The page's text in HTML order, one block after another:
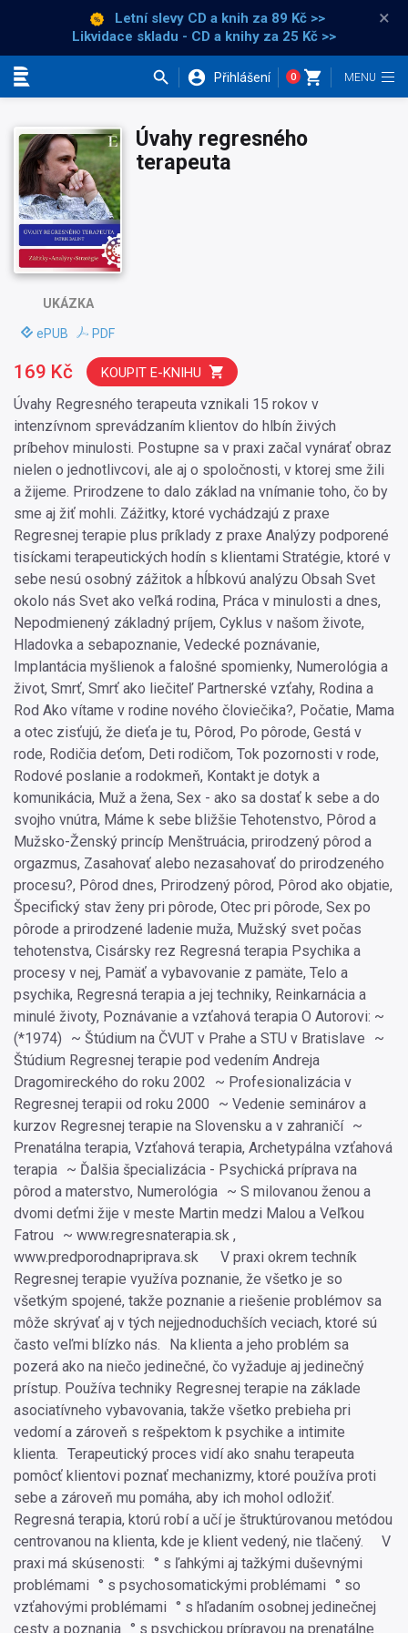
Letní slevy CD a knih za 89 Kč >>
Likvidace skladu - CD a knihy za 25 Kč >>
×
Přihlášení 0
UKÁZKA
ePUB PDF
Úvahy regresného
terapeuta
Úvahy Regresného terapeuta vznikali 15 rokov v
intenzívnom sprevádzaním klientov do hlbín živých
príbehov minulosti. Postupne sa v praxi začal vynárať obraz
nielen o jednotlivcovi, ale aj o spoločnosti, v ktorej sme žili
a žijeme. Prirodzene to dalo základ na vnímanie toho, čo by
sme aj žiť mohli. Zážitky, ktoré vychádzajú z praxe
Regresnej terapie plus príklady z praxe Analýzy podporené
tisíckami terapeutických hodín s klientami Stratégie, ktoré v
sebe nesú osobný zážitok a hĺbkovú analýzu Obsah Svet
okolo nás Svet ako veľká rodina, Práca v minulosti a dnes,
Nepodmienený základný príjem, Cyklus v našom živote,
Hladovka a sebapoznanie, Vedecké poznávanie,
Implantácia myšlienok a falošné spomienky, Numerológia a
život, Smrť, Smrť ako liečiteľ Partnerské vzťahy, Rodina a
Rod Ako vítame v rodine nového človiečika?, Počatie, Mama
a otec zisťujú, že dieťa je tu, Pôrod, Po pôrode, Gestá v
rode, Rodičia deťom, Deti rodičom, Tok pozornosti v rode,
Rodové poslanie a rodokmeň, Kontakt je dotyk a
komunikácia, Muž a žena, Sex - ako sa dostať k sebe a do
svojho vnútra, Máme k sebe bližšie Tehotenstvo, Pôrod a
Mužsko-Ženský princíp Menštruácia, prirodzený pôrod a
orgazmus, Zasahovať alebo nezasahovať do prirodzeného
procesu?, Pôrod dnes, Prirodzený pôrod, Pôrod ako objatie,
Špecifický stav ženy pri pôrode, Otec pri pôrode, Sex po
pôrode a prirodzené ladenie muža, Mužský svet počas
tehotenstva, Cisársky rez Regresná terapia Psychika a
procesy v nej, Pamäť a vybavovanie z pamäte, Telo a
psychika, Regresná terapia a jej techniky, Reinkarnácia a
minulé životy, Poznávanie a vzťahová terapia O Autorovi: ~
(*1974) ~ Štúdium na ČVUT v Prahe a STU v Bratislave ~
Štúdium Regresnej terapie pod vedením Andreja
Dragomireckého do roku 2002 ~ Profesionalizácia v
Regresnej terapii od roku 2000 ~ Vedenie seminárov a
kurzov Regresnej terapie na Slovensku a v zahraničí ~
Prenatálna terapia, Vzťahová terapia, Archetypálna vzťahová
terapia ~ Ďalšia špecializácia - Psychická príprava na
pôrod a materstvo, Numerológia ~ S milovanou ženou a
dvomi deťmi žije v meste Martin medzi Malou a Veľkou
Fatrou ~ www.regresnaterapia.sk ,
www.predporodnapriprava.sk V praxi okrem techník
Regresnej terapie využíva poznanie, že všetko je so
všetkým spojené, takže poznanie a riešenie problémov sa
môže skrývať aj v tých nejjednoduchších veciach, ktoré sú
často veľmi blízko nás. Na klienta a jeho problém sa
pozerá ako na niečo jedinečné, čo vyžaduje aj jedinečný
prístup. Používa techniky Regresnej terapie na základe
asociatívneho vybavovania, takže všetko prebieha pri
vedomí a zároveň s rešpektom k psychike a intimite
klienta. Terapeutický proces vidí ako snahu terapeuta
pomôcť klientovi poznať mechanizmy, ktoré používa proti
sebe a zároveň mu pomáha, aby ich mohol odložiť.
Regresná terapia, ktorú robí a učí je štruktúrovanou metódou
centrovanou na klienta, kde je klient vedený, nie tlačený. V
praxi má skúsenosti: ° s ľahkými aj tažkými duševnými
problémami ° s psychosomatickými problémami ° so
vzťahovými problémami ° s hľadaním osobnej jedinečnej
cesty a poznania ° s psychickou prípravou na prenatálne
169 Kč KOUPIT E-KNIHU